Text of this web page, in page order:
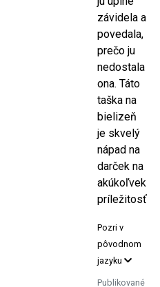
závidela a
povedala,
prečo ju
nedostala
ona. Táto
taška na
bielizeň
je skvelý
nápad na
darček na
akúkoľvek
príležitosť
Pozri v
pôvodnom
jazyku
Publikované